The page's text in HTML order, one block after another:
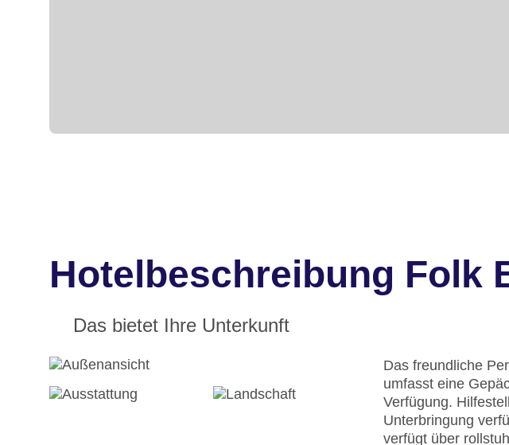
Hotelbeschreibung Folk
Das bietet Ihre Unterkunft
Das freundliche
umfasst eine
Verfügung.
Unterbringung
verfügt über